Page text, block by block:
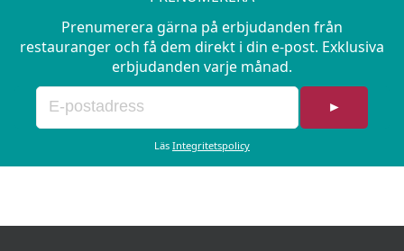
Prenumerera gärna på erbjudanden från
restauranger och få dem direkt i din e-post. Exklusiva
erbjudanden varje månad.
►
Läs Integritetspolicy